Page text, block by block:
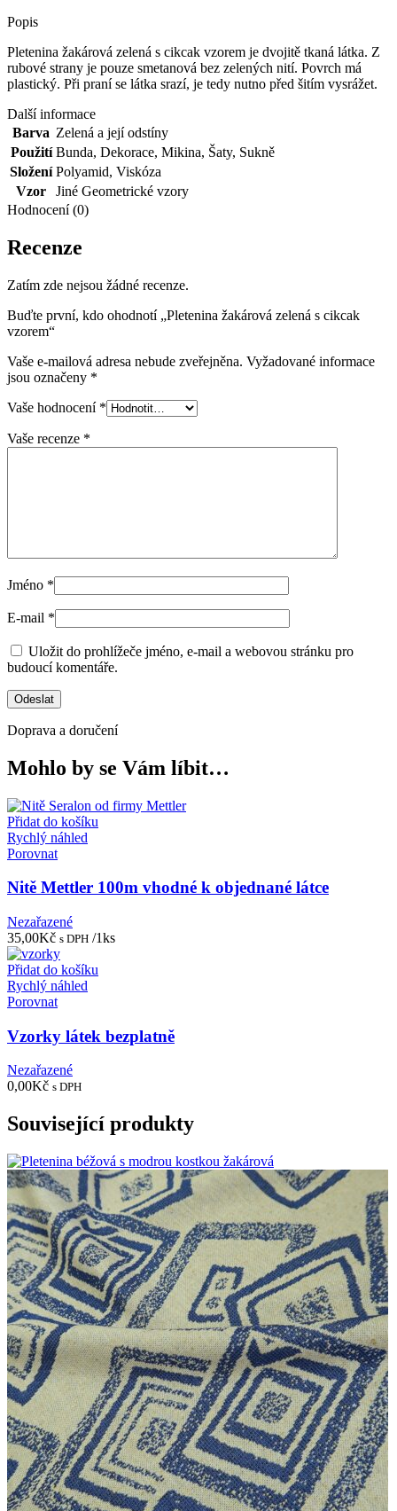
Popis
Pletenina žakárová zelená s cikcak vzorem je dvojitě tkaná látka. Z
rubové strany je pouze smetanová bez zelených nití. Povrch má
plastický. Při praní se látka srazí, je tedy nutno před šitím vysrážet.
Další informace
Barva Zelená a její odstíny
Použití Bunda, Dekorace, Mikina, Šaty, Sukně
Složení Polyamid, Viskóza
Vzor
Jiné Geometrické vzory
Hodnocení (0)
Recenze
Zatím zde nejsou žádné recenze.
Buďte první, kdo ohodnotí „Pletenina žakárová zelená s cikcak
vzorem“
Vaše e-mailová adresa nebude zveřejněna. Vyžadované informace
jsou označeny *
Vaše hodnocení *
Vaše recenze *
Jméno *
E-mail *
Uložit do prohlížeče jméno, e-mail a webovou stránku pro
budoucí komentáře.
Doprava a doručení
Mohlo by se Vám líbit…
Přidat do košíku
Rychlý náhled
Porovnat
Nitě Mettler 100m vhodné k objednané látce
Nezařazené
35,00Kč s DPH /1ks
Přidat do košíku
Rychlý náhled
Porovnat
Vzorky látek bezplatně
Nezařazené
0,00Kč s DPH
Související produkty